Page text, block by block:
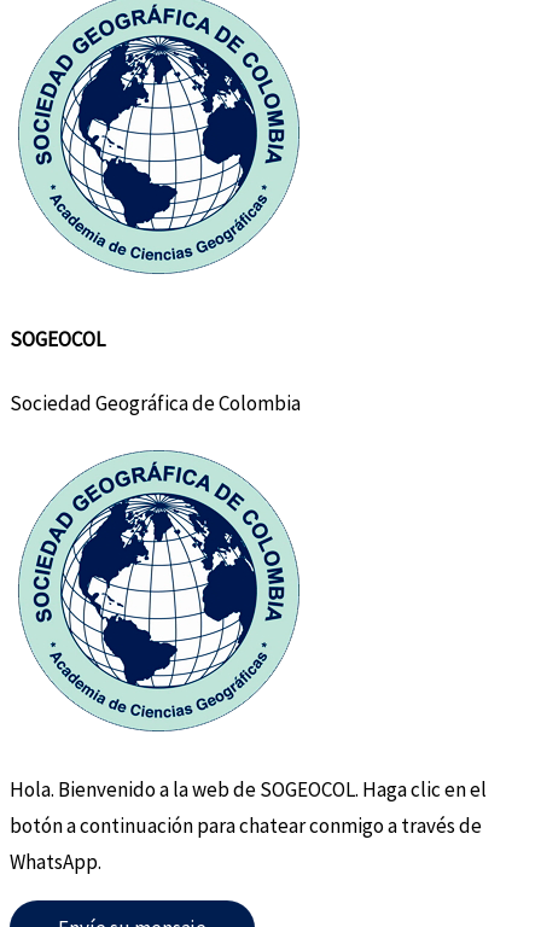
SOGEOCOL
Sociedad Geográfica de Colombia
Hola. Bienvenido a la web de SOGEOCOL. Haga clic en el
botón a continuación para chatear conmigo a través de
WhatsApp.